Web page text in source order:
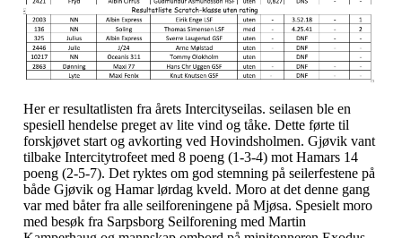
Her er resultatlisten fra årets Intercityseilas. seilasen ble en
spesiell hendelse preget av lite vind og tåke. Dette førte til
forskjøvet start og avkorting ved Hovindsholmen. Gjøvik vant
tilbake Intercitytrofeet med 8 poeng (1-3-4) mot Hamars 14
poeng (2-5-7). Det ryktes om god stemning på seilerfestene på
både Gjøvik og Hamar lørdag kveld. Moro at det denne gang
var med båter fra alle seilforeningene på Mjøsa. Spesielt moro
med besøk fra Sarpsborg Seilforening med Martin